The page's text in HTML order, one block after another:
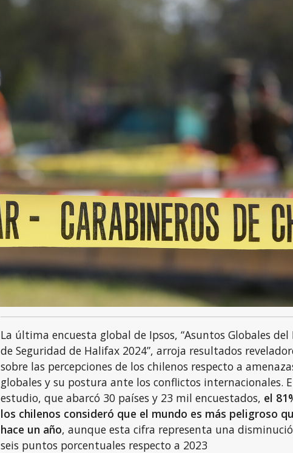
La última encuesta global de Ipsos, “Asuntos Globales del
de Seguridad de Halifax 2024”, arroja resultados
sobre las percepciones de los chilenos respecto a
globales y su postura ante los conflictos internacionales.
estudio, que abarcó 30 países y 23 mil encuestados, el
los chilenos consideró que el mundo es más peligroso
hace un año, aunque esta cifra representa una
seis puntos porcentuales respecto a 2023